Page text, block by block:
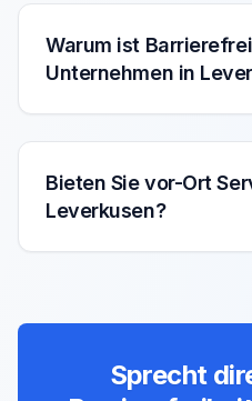
Warum ist
Unternehmen in
Bieten Sie vor-Ort
Leverkusen?
Sprecht